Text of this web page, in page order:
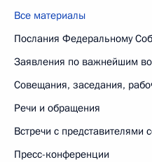
Все материалы
Послания Федеральному
Заявления по важнейшим
Совещания, заседания,
Речи и обращения
Встречи с представителями
Пресс-конференции